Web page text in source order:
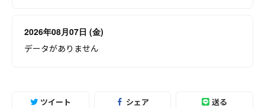
2026年08月07日 (金)
データがありません
ツイート シェア 送る